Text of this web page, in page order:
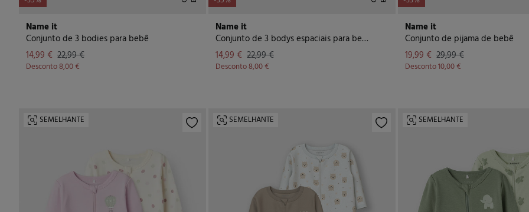
Name it
Conjunto de 3 bodies para bebê
14,99 € 22,99 €
Desconto8,00 €
Name it
Conjunto de 3 bodys espaciais para bebé menino
14,99 € 22,99 €
Desconto8,00 €
Name it
Conjunto de pijama de bebê
19,99 € 29,99 €
Desconto10,00 €
SEMELHANTE SEMELHANTE SEMELHANTE